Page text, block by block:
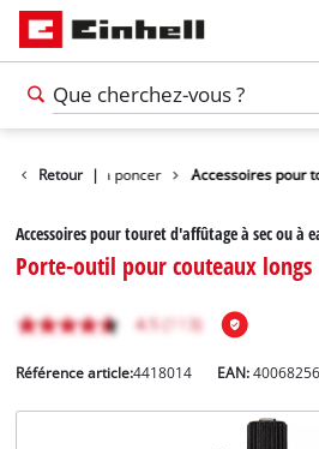
Retour |
machines à poncer Accessoires pour
Accessoires pour touret d'affûtage à sec ou à
Porte-outil pour couteaux longs
Référence article:4418014 EAN: